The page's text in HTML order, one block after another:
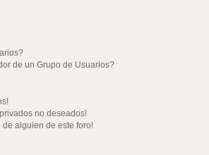
de un Grupo de Usuarios?
no deseados!
alguien de este foro!